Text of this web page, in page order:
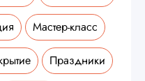
Мастер-класс
Праздники